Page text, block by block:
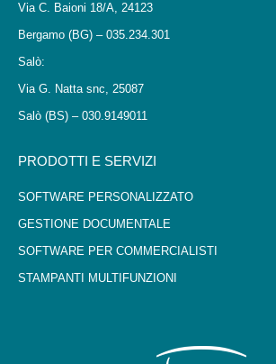
Via C. Baioni 18/A, 24123
Bergamo (BG) – 035.234.301
Salò:
Via G. Natta snc, 25087
Salò (BS) – 030.9149011
PRODOTTI E SERVIZI
SOFTWARE PERSONALIZZATO
GESTIONE DOCUMENTALE
SOFTWARE PER COMMERCIALISTI
STAMPANTI MULTIFUNZIONI